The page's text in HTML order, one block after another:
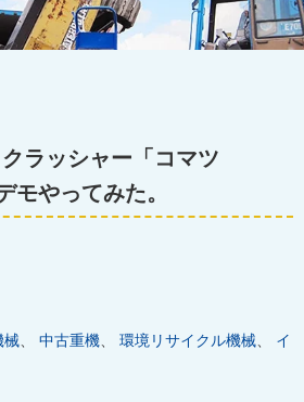
ラッシャー「コマツ
モやってみた。
械 中古重機 環境リサイクル機械
イ